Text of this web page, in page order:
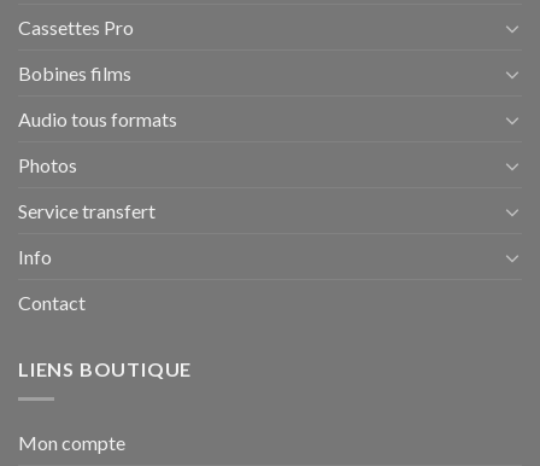
Cassettes Pro
Bobines films
Audio tous formats
Photos
Service transfert
Info
Contact
LIENS BOUTIQUE
Mon compte